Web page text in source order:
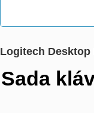
Logitech Desktop
Sada